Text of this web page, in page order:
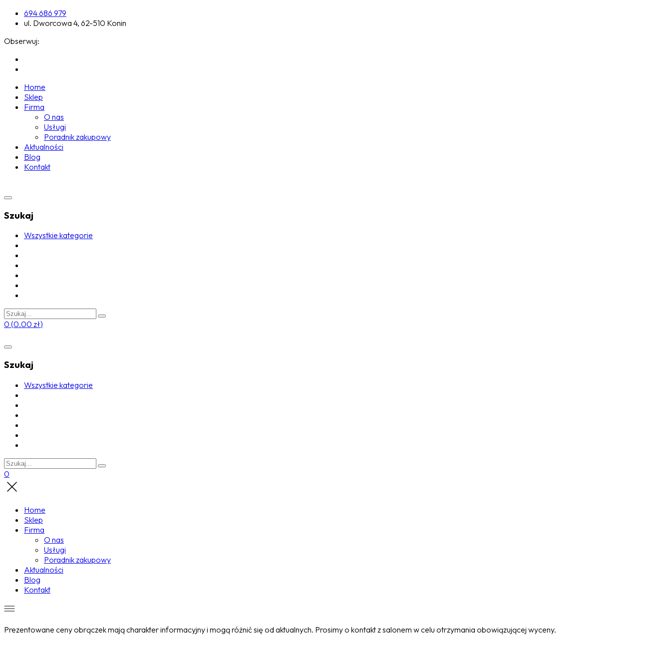
694 686 979
ul. Dworcowa 4, 62-510 Konin
Obserwuj:
Home
Sklep
Firma
O nas
Usługi
Poradnik zakupowy
Aktualności
Blog
Kontakt
Szukaj
Wszystkie kategorie
0 (0.00 zł)
Szukaj
Wszystkie kategorie
0
Home
Sklep
Firma
O nas
Usługi
Poradnik zakupowy
Aktualności
Blog
Kontakt
Prezentowane ceny obrączek mają charakter informacyjny i mogą różnić się od aktualnych. Prosimy o kontakt z salonem w celu otrzymania obowiązującej wyceny.